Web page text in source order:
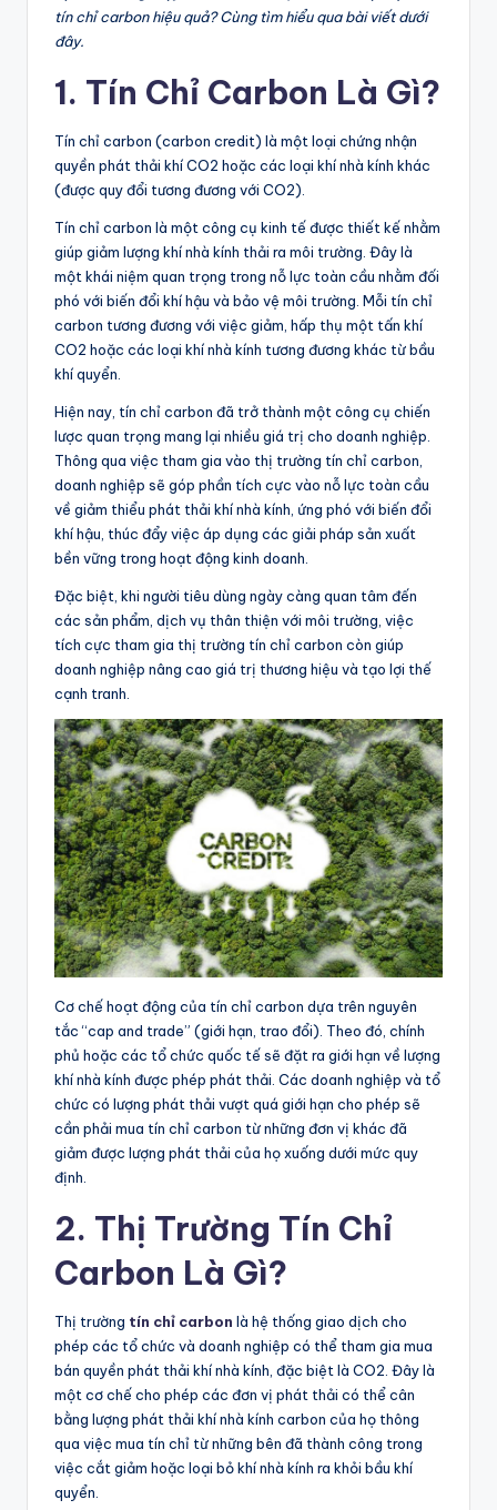
tín chỉ carbon hiệu quả? Cùng tìm hiểu qua bài viết dưới
đây.
1. Tín Chỉ Carbon Là Gì?
Tín chỉ carbon (carbon credit) là một loại chứng nhận
quyền phát thải khí CO2 hoặc các loại khí nhà kính khác
(được quy đổi tương đương với CO2).
Tín chỉ carbon là một công cụ kinh tế được thiết kế nhằm
giúp giảm lượng khí nhà kính thải ra môi trường. Đây là
một khái niệm quan trọng trong nỗ lực toàn cầu nhằm đối
phó với biến đổi khí hậu và bảo vệ môi trường. Mỗi tín chỉ
carbon tương đương với việc giảm, hấp thụ một tấn khí
CO2 hoặc các loại khí nhà kính tương đương khác từ bầu
khí quyển.
Hiện nay, tín chỉ carbon đã trở thành một công cụ chiến
lược quan trọng mang lại nhiều giá trị cho doanh nghiệp.
Thông qua việc tham gia vào thị trường tín chỉ carbon,
doanh nghiệp sẽ góp phần tích cực vào nỗ lực toàn cầu
về giảm thiểu phát thải khí nhà kính, ứng phó với biến đổi
khí hậu, thúc đẩy việc áp dụng các giải pháp sản xuất
bền vững trong hoạt động kinh doanh.
Đặc biệt, khi người tiêu dùng ngày càng quan tâm đến
các sản phẩm, dịch vụ thân thiện với môi trường, việc
tích cực tham gia thị trường tín chỉ carbon còn giúp
doanh nghiệp nâng cao giá trị thương hiệu và tạo lợi thế
cạnh tranh.
Cơ chế hoạt động của tín chỉ carbon dựa trên nguyên
tắc “cap and trade” (giới hạn, trao đổi). Theo đó, chính
phủ hoặc các tổ chức quốc tế sẽ đặt ra giới hạn về lượng
khí nhà kính được phép phát thải. Các doanh nghiệp và tổ
chức có lượng phát thải vượt quá giới hạn cho phép sẽ
cần phải mua tín chỉ carbon từ những đơn vị khác đã
giảm được lượng phát thải của họ xuống dưới mức quy
định.
2. Thị Trường Tín Chỉ
Carbon Là Gì?
Thị trường tín chỉ carbon là hệ thống giao dịch cho
phép các tổ chức và doanh nghiệp có thể tham gia mua
bán quyền phát thải khí nhà kính, đặc biệt là CO2. Đây là
một cơ chế cho phép các đơn vị phát thải có thể cân
bằng lượng phát thải khí nhà kính carbon của họ thông
qua việc mua tín chỉ từ những bên đã thành công trong
việc cắt giảm hoặc loại bỏ khí nhà kính ra khỏi bầu khí
quyển.